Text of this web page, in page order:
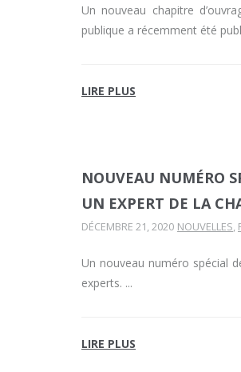
Un nouveau chapitre
publique a récemment été
LIRE PLUS
NOUVEAU NUMÉRO
UN EXPERT DE LA
DÉCEMBRE 21, 2020 NOUVELLES,
Un nouveau numéro spécial
experts.
LIRE PLUS